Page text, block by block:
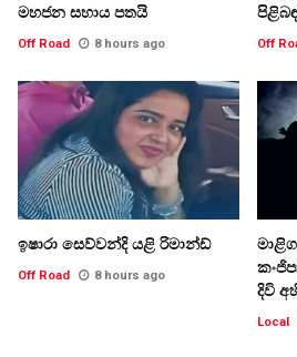
මහජන සහාය පතයි
Off Road 8 hours ago Off
ඉෂාරා සෙව්වන්දි යළි රිමාන්ඩ්
Off Road 8 hours ago
දිවි
Local